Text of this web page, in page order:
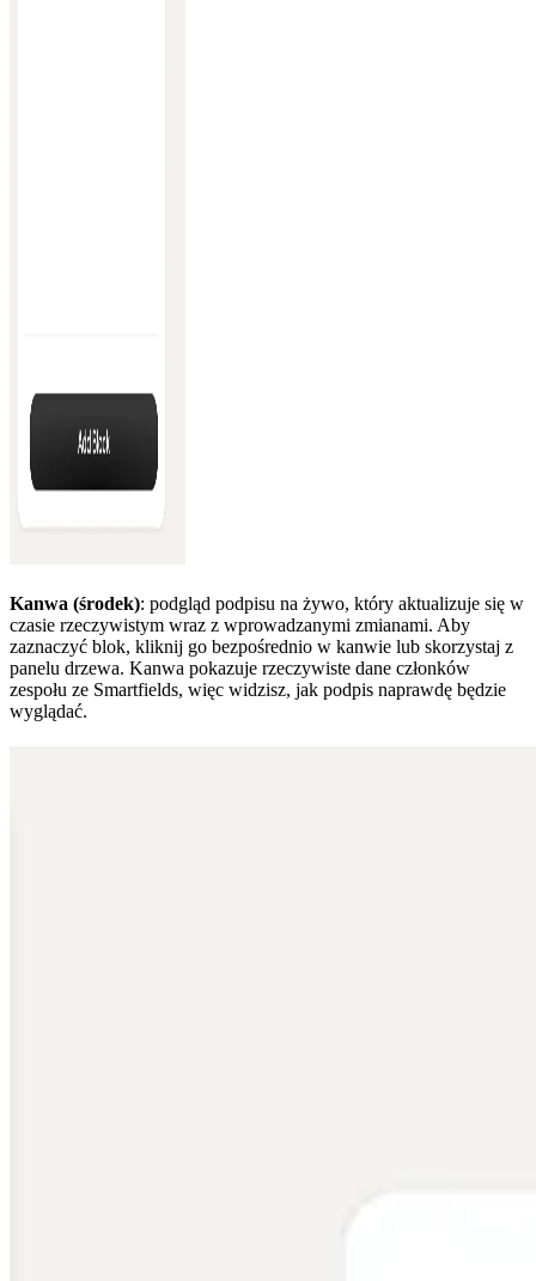
Kanwa (środek): podgląd podpisu na żywo, który aktualizuje się w
czasie rzeczywistym wraz z wprowadzanymi zmianami. Aby
zaznaczyć blok, kliknij go bezpośrednio w kanwie lub skorzystaj z
panelu drzewa. Kanwa pokazuje rzeczywiste dane członków
zespołu ze Smartfields, więc widzisz, jak podpis naprawdę będzie
wyglądać.